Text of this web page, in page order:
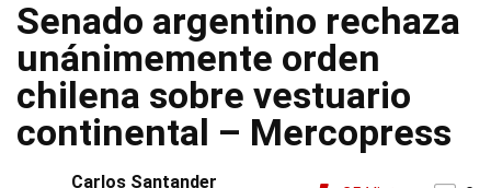
Senado argentino rechaza
unánimemente orden
chilena sobre vestuario
continental – Mercopress
Carlos Santander